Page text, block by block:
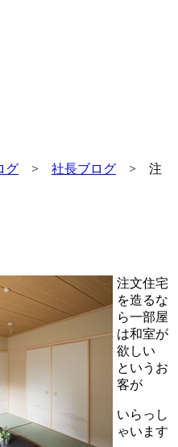
グ > 社長ブログ > 注
注文住宅
を造るな
ら一部屋
は和室が
欲しい
というお
客が
いらっし
ゃいます